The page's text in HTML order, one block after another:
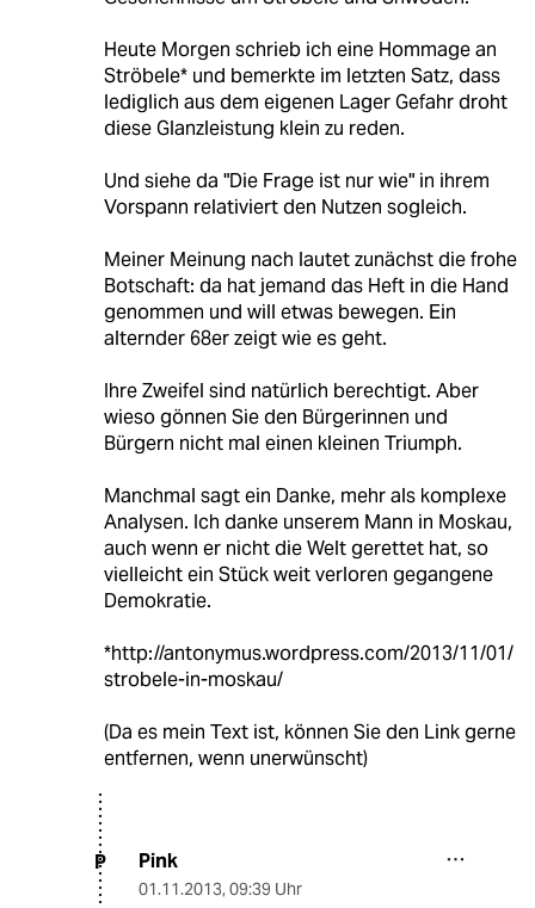
Heute Morgen schrieb ich eine Hommage an
Ströbele* und bemerkte im letzten Satz, dass
lediglich aus dem eigenen Lager Gefahr droht
diese Glanzleistung klein zu reden.
Und siehe da "Die Frage ist nur wie" in ihrem
Vorspann relativiert den Nutzen sogleich.
Meiner Meinung nach lautet zunächst die frohe
Botschaft: da hat jemand das Heft in die Hand
genommen und will etwas bewegen. Ein
alternder 68er zeigt wie es geht.
Ihre Zweifel sind natürlich berechtigt. Aber
wieso gönnen Sie den Bürgerinnen und
Bürgern nicht mal einen kleinen Triumph.
Manchmal sagt ein Danke, mehr als komplexe
Analysen. Ich danke unserem Mann in Moskau,
auch wenn er nicht die Welt gerettet hat, so
vielleicht ein Stück weit verloren gegangene
Demokratie.
*http://antonymus.wordpress.com/2013/11/01/
strobele-in-moskau/
(Da es mein Text ist, können Sie den Link gerne
entfernen, wenn unerwünscht)
P Pink
01.11.2013, 09:39 Uhr